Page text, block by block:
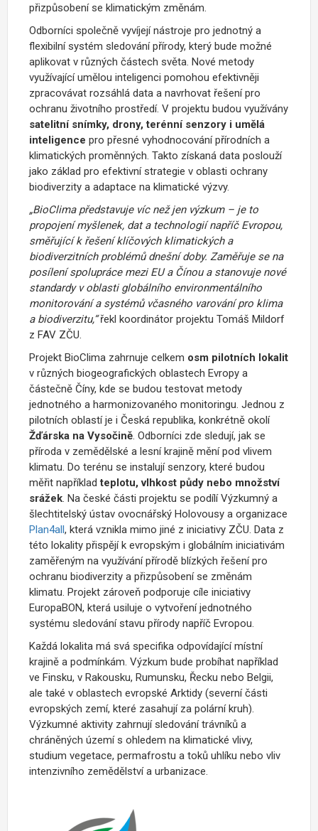
přizpůsobení se klimatickým změnám.
Odborníci společně vyvíjejí nástroje pro jednotný a
flexibilní systém sledování přírody, který bude možné
aplikovat v různých částech světa. Nové metody
využívající umělou inteligenci pomohou efektivněji
zpracovávat rozsáhlá data a navrhovat řešení pro
ochranu životního prostředí. V projektu budou využívány
satelitní snímky, drony, terénní senzory i umělá
inteligence pro přesné vyhodnocování přírodních a
klimatických proměnných. Takto získaná data poslouží
jako základ pro efektivní strategie v oblasti ochrany
biodiverzity a adaptace na klimatické výzvy.
„BioClima představuje víc než jen výzkum – je to
propojení myšlenek, dat a technologií napříč Evropou,
směřující k řešení klíčových klimatických a
biodiverzitních problémů dnešní doby. Zaměřuje se na
posílení spolupráce mezi EU a Čínou a stanovuje nové
standardy v oblasti globálního environmentálního
monitorování a systémů včasného varování pro klima
a biodiverzitu,“řekl koordinátor projektu Tomáš Mildorf
z FAV ZČU.
Projekt BioClima zahrnuje celkem osm pilotních lokalit
v různých biogeografických oblastech Evropy a
částečně Číny, kde se budou testovat metody
jednotného a harmonizovaného monitoringu. Jednou z
pilotních oblastí je i Česká republika, konkrétně okolí
Žďárska na Vysočině. Odborníci zde sledují, jak se
příroda v zemědělské a lesní krajině mění pod vlivem
klimatu. Do terénu se instalují senzory, které budou
měřit napříkladteplotu, vlhkost půdy nebo množství
srážek. Na české části projektu se podílí Výzkumný a
šlechtitelský ústav ovocnářský Holovousy a organizace
Plan4all, která vznikla mimo jiné z iniciativy ZČU. Data z
této lokality přispějí k evropským i globálním iniciativám
zaměřeným na využívání přírodě blízkých řešení pro
ochranu biodiverzity a přizpůsobení se změnám
klimatu. Projekt zároveň podporuje cíle iniciativy
EuropaBON, která usiluje o vytvoření jednotného
systému sledování stavu přírody napříč Evropou.
Každá lokalita má svá specifika odpovídající místní
krajině a podmínkám. Výzkum bude probíhat například
ve Finsku, v Rakousku, Rumunsku, Řecku nebo Belgii,
ale také v oblastech evropské Arktidy (severní části
evropských zemí, které zasahují za polární kruh).
Výzkumné aktivity zahrnují sledování trávníků a
chráněných území s ohledem na klimatické vlivy,
studium vegetace, permafrostu a toků uhlíku nebo vliv
intenzivního zemědělství a urbanizace.